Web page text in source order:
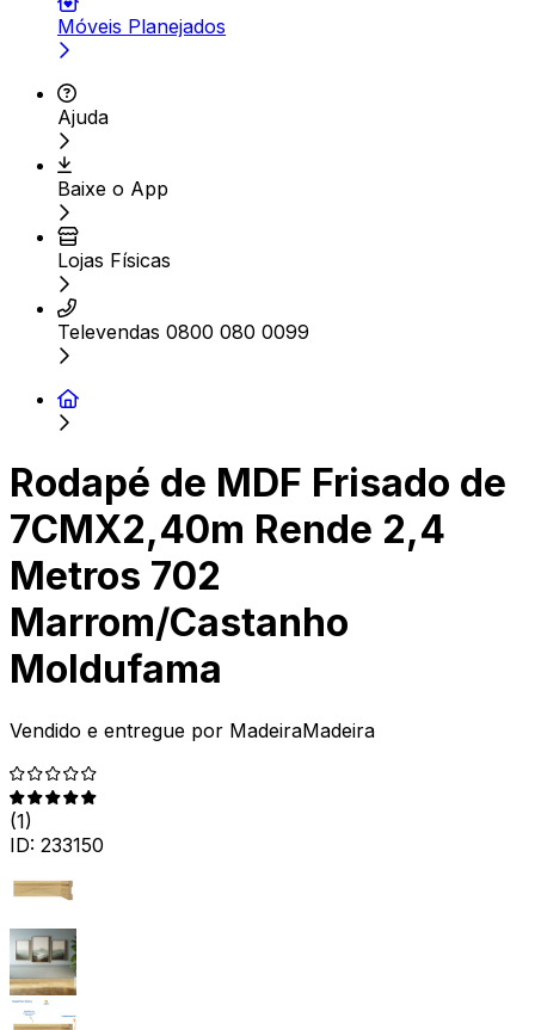
Móveis Planejados
Ajuda
Baixe o App
Lojas Físicas
Televendas 0800 080 0099
Rodapé de MDF Frisado de
7CMX2,40m Rende 2,4
Metros 702
Marrom/Castanho
Moldufama
Vendido e entregue por MadeiraMadeira
(1)
ID: 233150